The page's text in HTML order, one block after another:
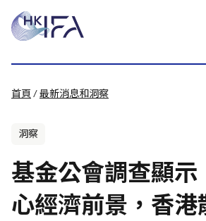
首頁 /最新消息和洞察
洞察
基金公會調查顯示
心經濟前景，香港